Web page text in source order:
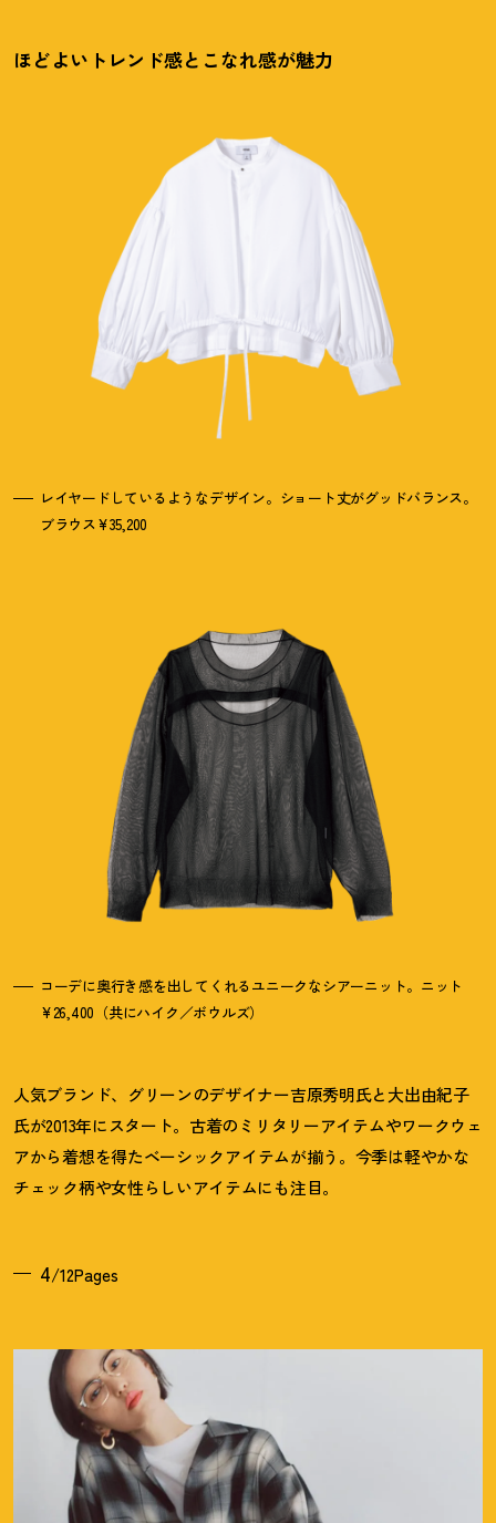
ほどよいトレンド感とこなれ感が魅力
レイヤードしているようなデザイン。ショート丈がグッドバランス。
ブラウス¥35,200
コーデに奥行き感を出してくれるユニークなシアーニット。ニット
¥26,400（共にハイク／ボウルズ）
人気ブランド、グリーンのデザイナー吉原秀明氏と大出由紀子
氏が2013年にスタート。古着のミリタリーアイテムやワークウェ
アから着想を得たベーシックアイテムが揃う。今季は軽やかな
チェック柄や女性らしいアイテムにも注目。
4/12Pages